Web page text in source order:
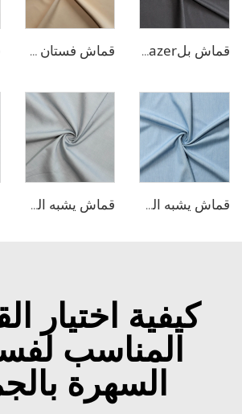
قماش بلazer مطاطي من مادة TR قماش فستان منسوج مزدوج من مادة TR
قماش يشبه الدنيم من مادة TR قماش يشبه الدنيم المطاطي من مادة TR
كيفية اختيار
المناسب
السهرة